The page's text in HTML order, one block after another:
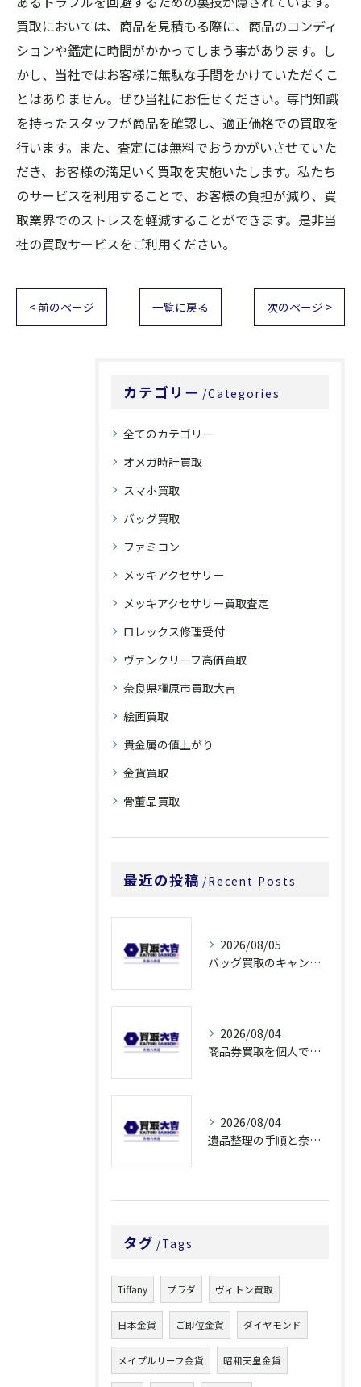
買取においては、商品を見積もる際に、商品のコンディ
ションや鑑定に時間がかかってしまう事があります。し
かし、当社ではお客様に無駄な手間をかけていただくこ
とはありません。ぜひ当社にお任せください。専門知識
を持ったスタッフが商品を確認し、適正価格での買取を
行います。また、査定には無料でおうかがいさせていた
だき、お客様の満足いく買取を実施いたします。私たち
のサービスを利用することで、お客様の負担が減り、買
取業界でのストレスを軽減することができます。是非当
社の買取サービスをご利用ください。
< 前のページ 一覧に戻る 次のページ >
カテゴリー Categories
全てのカテゴリー
オメガ時計買取
スマホ買取
バッグ買取
ファミコン
メッキアクセサリー
メッキアクセサリー買取査定
ロレックス修理受付
ヴァンクリーフ高価買取
奈良県橿原市買取大吉
絵画買取
貴金属の値上がり
金貨買取
骨董品買取
最近の投稿 Recent Posts
2026/08/05
バッグ買取のキャンペーンで奈良県橿原市でお得に売るための条件と注意点徹底ガイド
2026/08/04
商品券買取を個人で利用する際の奈良県橿原市で知っておきたい高換金ポイント
2026/08/04
遺品整理の手順と奈良県橿原市で無駄なく片付ける方法とごみ処分ポイント
タグ Tags
Tiffany プラダ ヴィトン買取
日本金貨 ご即位金貨 ダイヤモンド
メイプルリーフ金貨 昭和天皇金貨